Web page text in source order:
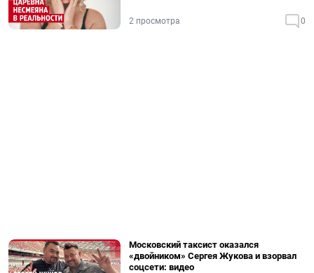
2 просмотра 0
Московский таксист оказался
«двойником» Сергея Жукова и взорвал
соцсети: видео